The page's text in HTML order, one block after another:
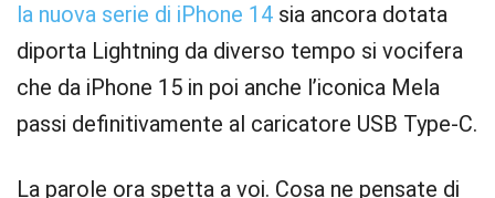
la nuova serie di iPhone 14 sia ancora dotata
diporta Lightning da diverso tempo si vocifera
che da iPhone 15 in poi anche l’iconica Mela
passi definitivamente al caricatore USB Type-C.
La parole ora spetta a voi. Cosa ne pensate di